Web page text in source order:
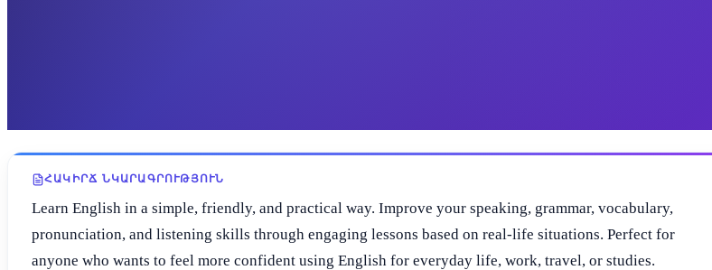
ՀԱԿԻՐՃ ՆԿԱՐԱԳՐՈՒԹՅՈՒՆ
Learn English in a simple, friendly, and practical way. Improve your speaking, grammar, vocabulary,
pronunciation, and listening skills through engaging lessons based on real-life situations. Perfect for
anyone who wants to feel more confident using English for everyday life, work, travel, or studies.